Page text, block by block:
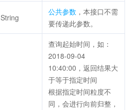
String
公共参数 ，本接口不需
要传递此参数。
查询起始时间，如：
2018-09-04
10:40:00，返回结果大
于等于指定时间
根据指定时间粒度不
同，会进行向前归整，